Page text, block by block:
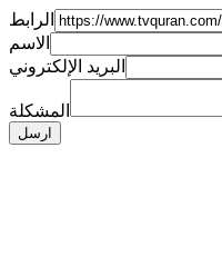
الرابط
الاسم
البريد الإلكتروني
المشكلة
ارسل